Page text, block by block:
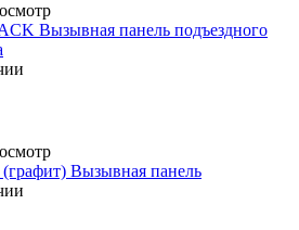
Вызывная панель подъездного
Вызывная панель